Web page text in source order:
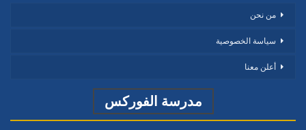
من نحن
سياسة الخصوصية
أعلن معنا
مدرسة الفوركس